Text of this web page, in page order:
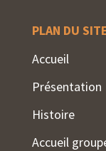
PLAN DU
Accueil
Présentation
Histoire
Accueil